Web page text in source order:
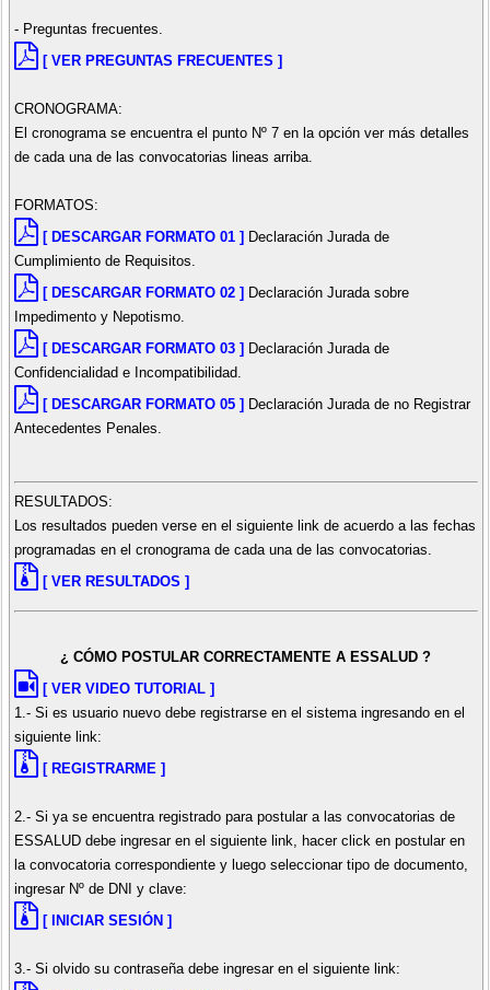
- Preguntas frecuentes.
[ VER PREGUNTAS FRECUENTES ]
CRONOGRAMA:
El cronograma se encuentra el punto Nº 7 en la opción ver más detalles
de cada una de las convocatorias lineas arriba.
FORMATOS:
[ DESCARGAR FORMATO 01 ]Declaración Jurada de
Cumplimiento de Requisitos.
[ DESCARGAR FORMATO 02 ]Declaración Jurada sobre
Impedimento y Nepotismo.
[ DESCARGAR FORMATO 03 ]Declaración Jurada de
Confidencialidad e Incompatibilidad.
[ DESCARGAR FORMATO 05 ]Declaración Jurada de no Registrar
Antecedentes Penales.
RESULTADOS:
Los resultados pueden verse en el siguiente link de acuerdo a las fechas
programadas en el cronograma de cada una de las convocatorias.
[ VER RESULTADOS ]
¿ CÓMO POSTULAR CORRECTAMENTE A ESSALUD ?
[ VER VIDEO TUTORIAL ]
1.- Si es usuario nuevo debe registrarse en el sistema ingresando en el
siguiente link:
[ REGISTRARME ]
2.- Si ya se encuentra registrado para postular a las convocatorias de
ESSALUD debe ingresar en el siguiente link, hacer click en postular en
la convocatoria correspondiente y luego seleccionar tipo de documento,
ingresar Nº de DNI y clave:
[ INICIAR SESIÓN ]
3.- Si olvido su contraseña debe ingresar en el siguiente link: